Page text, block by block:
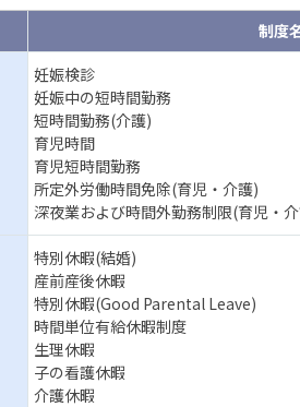
制度
妊娠検診
妊娠中の短時間勤務
短時間勤務(介護)
育児時間
育児短時間勤務
所定外労働時間免除(育児・介護)
深夜業および時間外勤務制限(育児・
特別休暇(結婚)
産前産後休暇
特別休暇(Good Parental Leave)
時間単位有給休暇制度
生理休暇
子の看護休暇
介護休暇